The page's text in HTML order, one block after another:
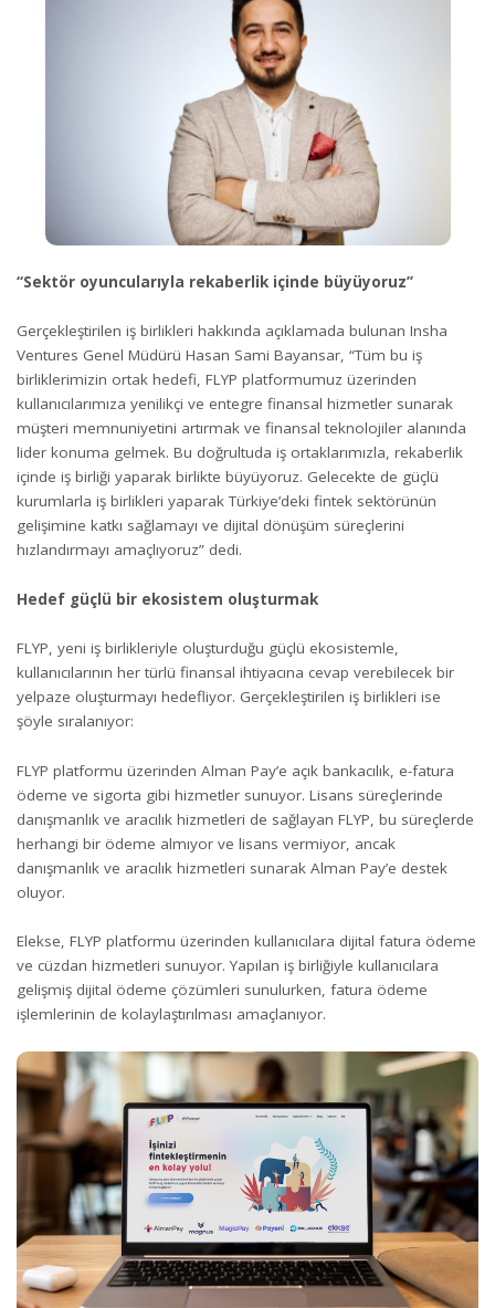
“Sektör oyuncularıyla rekaberlik içinde büyüyoruz”
Gerçekleştirilen iş birlikleri hakkında açıklamada bulunan Insha
Ventures Genel Müdürü Hasan Sami Bayansar, “Tüm bu iş
birliklerimizin ortak hedefi, FLYP platformumuz üzerinden
kullanıcılarımıza yenilikçi ve entegre finansal hizmetler sunarak
müşteri memnuniyetini artırmak ve finansal teknolojiler alanında
lider konuma gelmek. Bu doğrultuda iş ortaklarımızla, rekaberlik
içinde iş birliği yaparak birlikte büyüyoruz. Gelecekte de güçlü
kurumlarla iş birlikleri yaparak Türkiye’deki fintek sektörünün
gelişimine katkı sağlamayı ve dijital dönüşüm süreçlerini
hızlandırmayı amaçlıyoruz” dedi.
Hedef güçlü bir ekosistem oluşturmak
FLYP, yeni iş birlikleriyle oluşturduğu güçlü ekosistemle,
kullanıcılarının her türlü finansal ihtiyacına cevap verebilecek bir
yelpaze oluşturmayı hedefliyor. Gerçekleştirilen iş birlikleri ise
şöyle sıralanıyor:
FLYP platformu üzerinden Alman Pay’e açık bankacılık, e-fatura
ödeme ve sigorta gibi hizmetler sunuyor. Lisans süreçlerinde
danışmanlık ve aracılık hizmetleri de sağlayan FLYP, bu süreçlerde
herhangi bir ödeme almıyor ve lisans vermiyor, ancak
danışmanlık ve aracılık hizmetleri sunarak Alman Pay’e destek
oluyor.
Elekse, FLYP platformu üzerinden kullanıcılara dijital fatura ödeme
ve cüzdan hizmetleri sunuyor. Yapılan iş birliğiyle kullanıcılara
gelişmiş dijital ödeme çözümleri sunulurken, fatura ödeme
işlemlerinin de kolaylaştırılması amaçlanıyor.